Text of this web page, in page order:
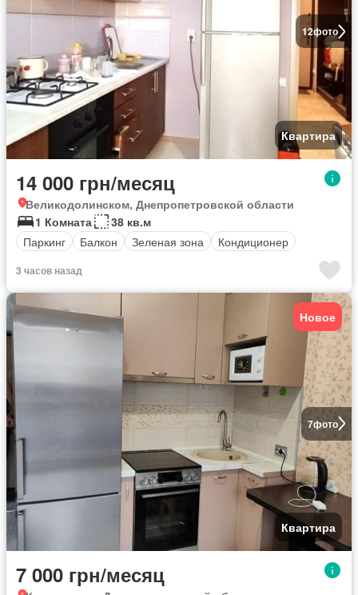
12фото
Квартира
14 000 грн/месяц
Великодолинском, Днепропетровской области
1 Комната
38 кв.м
Паркинг
Балкон Зеленая зона Кондиционер
3 часов назад
7фото
Новое
Квартира
7 000 грн/месяц